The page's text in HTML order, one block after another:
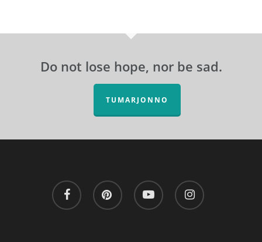
Do not lose hope, nor be sad.
TUMARJONNO
facebook pinterest youtube instagram